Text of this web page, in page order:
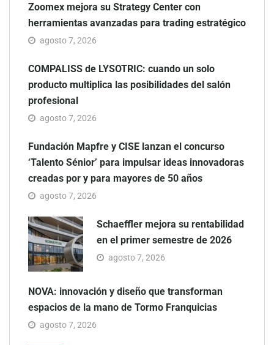
Zoomex mejora su Strategy Center con
herramientas avanzadas para trading estratégico
agosto 7, 2026
COMPALISS de LYSOTRIC: cuando un solo
producto multiplica las posibilidades del salón
profesional
agosto 7, 2026
Fundación Mapfre y CISE lanzan el concurso
‘Talento Sénior’ para impulsar ideas innovadoras
creadas por y para mayores de 50 años
agosto 7, 2026
Schaeffler mejora su rentabilidad
en el primer semestre de 2026
agosto 7, 2026
NOVA: innovación y diseño que transforman
espacios de la mano de Tormo Franquicias
agosto 7, 2026